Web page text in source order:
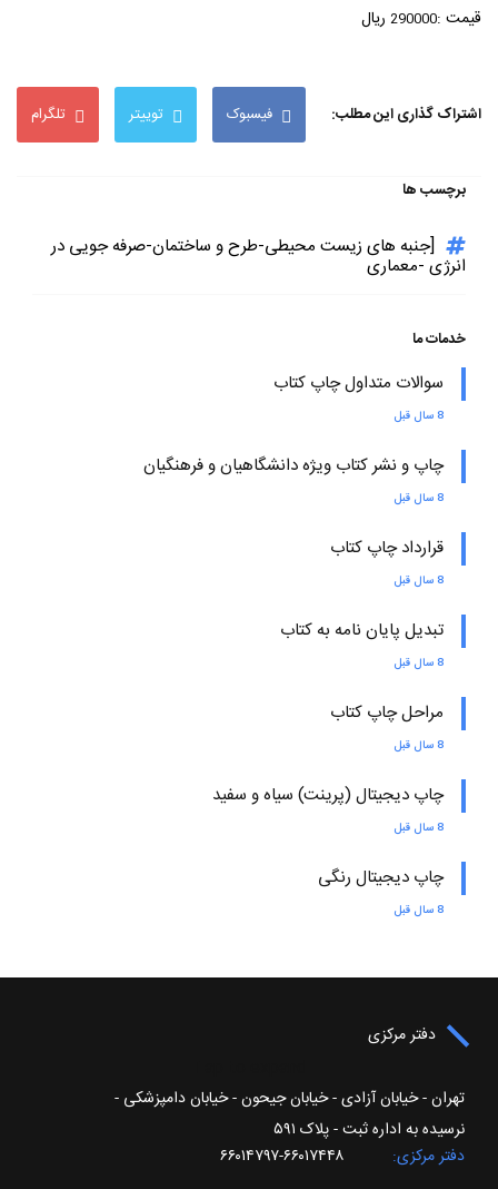
قیمت :290000 ریال
اشتراک گذاری این مطلب: فیسبوک توییتر تلگرام
برچسب ها
[جنبه های زیست محیطی-طرح و ساختمان-صرفه جویی در
انرژی -معماری
خدمات ما
سوالات متداول چاپ کتاب
8 سال قبل
چاپ و نشر کتاب ویژه دانشگاهیان و فرهنگیان
8 سال قبل
قرارداد چاپ کتاب
8 سال قبل
تبدیل پایان نامه به کتاب
8 سال قبل
مراحل چاپ کتاب
8 سال قبل
چاپ دیجیتال (پرینت) سیاه و سفید
8 سال قبل
چاپ دیجیتال رنگی
8 سال قبل
دفتر مرکزی
تهران - خیابان آزادی - خیابان جیحون - خیابان دامپزشکی -
نرسیده به اداره ثبت - پلاک ۵۹۱
دفتر مرکزی
۶۶۰۱۷۴۴۸-۶۶۰۱۴۷۹۷